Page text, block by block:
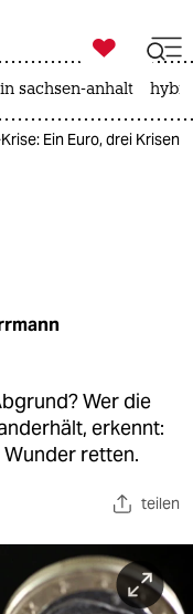

taz zahl ich
sachsen-anhalt
Ein Euro, drei Krisen
Wer die
erkennt:
retten.
teilen